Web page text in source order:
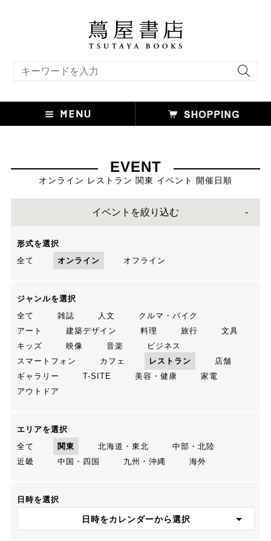
EVENT
オンライン レストラン 関東 イベント 開催日順
イベントを絞り込む
形式を選択
全て
オンライン オフライン
ジャンルを選択
全て
雑誌 人文
クルマ・バイク
アート
建築デザイン 料理 旅行
文具
キッズ
映像 音楽
ビジネス
スマートフォン
カフェ レストラン
店舗
ギャラリー
T-SITE 美容・健康
家電
アウトドア
エリアを選択
全て
関東 北海道・東北
中部・北陸
近畿
中国・四国 九州・沖縄 海外
日時を選択
日時をカレンダーから選択